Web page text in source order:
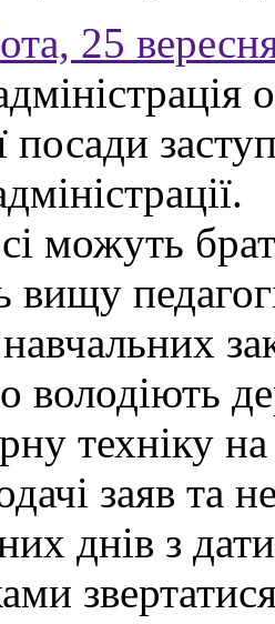
25
посади
можуть
вищу
володіють
техніку на
заяв та
днів з